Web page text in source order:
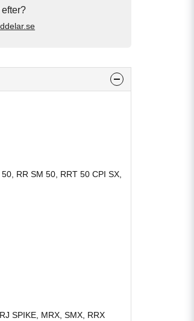
RR SM 50, RRT 50 CPI SX,
SPIKE, MRX, SMX, RRX